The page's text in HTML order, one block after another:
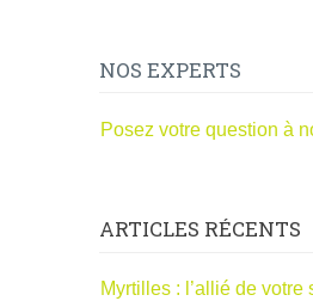
NOS EXPERTS
Posez votre question à
ARTICLES RÉCENTS
Myrtilles : l’allié de votre